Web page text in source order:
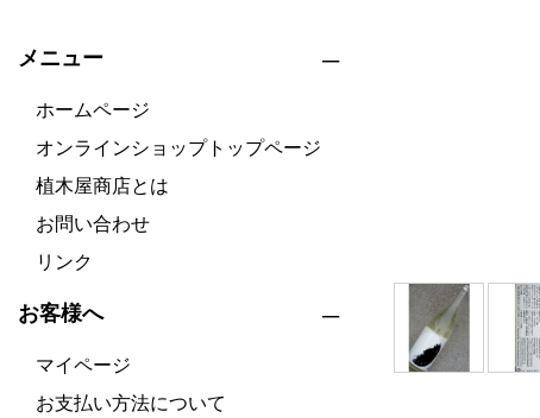
メニュー
ホームページ
オンラインショップトップページ
植木屋商店とは
お問い合わせ
リンク
お客様へ
マイページ
お支払い方法について